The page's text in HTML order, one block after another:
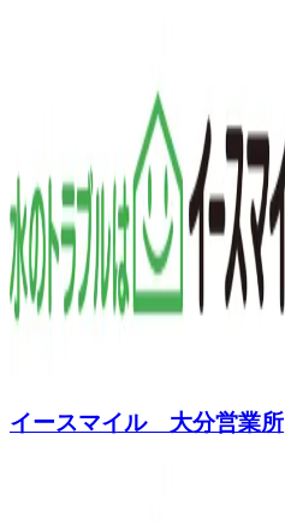
イースマイル 大分営業所